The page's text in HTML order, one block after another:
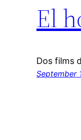
El
Dos films
September